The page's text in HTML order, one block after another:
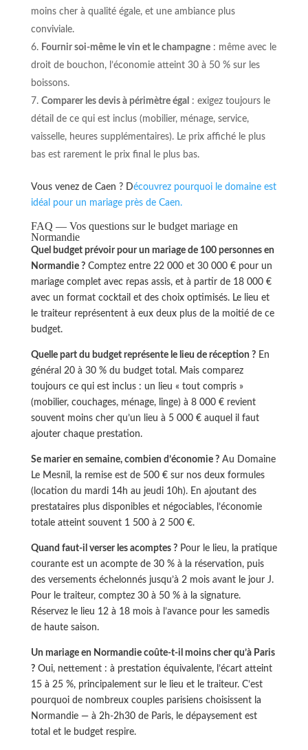
moins cher à qualité égale, et une ambiance plus
conviviale.
Fournir soi-même le vin et le champagne: même avec le
droit de bouchon, l’économie atteint 30 à 50 % sur les
boissons.
Comparer les devis à périmètre égal : exigez toujours le
détail de ce qui est inclus (mobilier, ménage, service,
vaisselle, heures supplémentaires). Le prix affiché le plus
bas est rarement le prix final le plus bas.
Vous venez de Caen ? Découvrez pourquoi le domaine est
idéal pour un mariage près de Caen.
FAQ — Vos questions sur le budget mariage en
Normandie
Quel budget prévoir pour un mariage de 100 personnes en
Normandie ?Comptez entre 22 000 et 30 000 € pour un
mariage complet avec repas assis, et à partir de 18 000 €
avec un format cocktail et des choix optimisés. Le lieu et
le traiteur représentent à eux deux plus de la moitié de ce
budget.
Quelle part du budget représente le lieu de réception ?En
général 20 à 30 % du budget total. Mais comparez
toujours ce qui est inclus : un lieu « tout compris »
(mobilier, couchages, ménage, linge) à 8 000 € revient
souvent moins cher qu’un lieu à 5 000 € auquel il faut
ajouter chaque prestation.
Se marier en semaine, combien d’économie ?Au Domaine
Le Mesnil, la remise est de 500 € sur nos deux formules
(location du mardi 14h au jeudi 10h). En ajoutant des
prestataires plus disponibles et négociables, l’économie
totale atteint souvent 1 500 à 2 500 €.
Quand faut-il verser les acomptes ?Pour le lieu, la pratique
courante est un acompte de 30 % à la réservation, puis
des versements échelonnés jusqu’à 2 mois avant le jour J.
Pour le traiteur, comptez 30 à 50 % à la signature.
Réservez le lieu 12 à 18 mois à l’avance pour les samedis
de haute saison.
Un mariage en Normandie coûte-t-il moins cher qu’à Paris
?Oui, nettement : à prestation équivalente, l’écart atteint
15 à 25 %, principalement sur le lieu et le traiteur. C’est
pourquoi de nombreux couples parisiens choisissent la
Normandie — à 2h-2h30 de Paris, le dépaysement est
total et le budget respire.